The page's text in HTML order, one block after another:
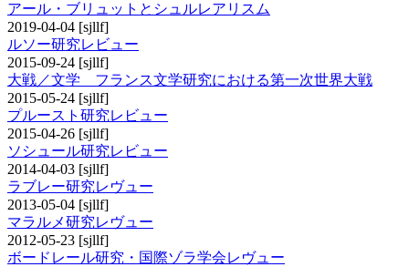
アール・ブリュットとシュルレアリスム
2019-04-04 [sjllf]
ルソー研究レビュー
2015-09-24 [sjllf]
大戦／文学 フランス文学研究における第一次世界大戦
2015-05-24 [sjllf]
プルースト研究レビュー
2015-04-26 [sjllf]
ソシュール研究レビュー
2014-04-03 [sjllf]
ラブレー研究レヴュー
2013-05-04 [sjllf]
マラルメ研究レヴュー
2012-05-23 [sjllf]
ボードレール研究・国際ゾラ学会レヴュー